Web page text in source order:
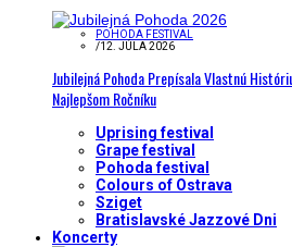
POHODA FESTIVAL
/12. JÚLA 2026
Jubilejná Pohoda Prepísala Vlastnú
Najlepšom Ročníku
Uprising festival
Grape festival
Pohoda festival
Colours of Ostrava
Sziget
Bratislavské Jazzové Dni
Koncerty